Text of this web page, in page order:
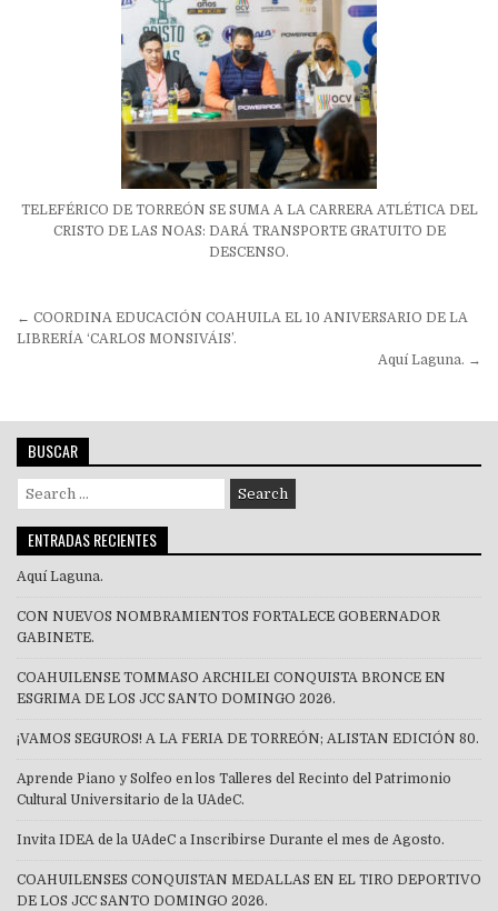
TELEFÉRICO DE TORREÓN SE SUMA A LA CARRERA ATLÉTICA DEL
CRISTO DE LAS NOAS: DARÁ TRANSPORTE GRATUITO DE
DESCENSO.
Navegación
de
← COORDINA EDUCACIÓN COAHUILA EL 10 ANIVERSARIO DE LA
LIBRERÍA ‘CARLOS MONSIVÁIS’.
Aquí Laguna. →
BUSCAR
Search
for:
ENTRADAS RECIENTES
Aquí Laguna.
CON NUEVOS NOMBRAMIENTOS FORTALECE GOBERNADOR
GABINETE.
COAHUILENSE TOMMASO ARCHILEI CONQUISTA BRONCE EN
ESGRIMA DE LOS JCC SANTO DOMINGO 2026.
¡VAMOS SEGUROS! A LA FERIA DE TORREÓN; ALISTAN EDICIÓN 80.
Aprende Piano y Solfeo en los Talleres del Recinto del Patrimonio
Cultural Universitario de la UAdeC.
Invita IDEA de la UAdeC a Inscribirse Durante el mes de Agosto.
COAHUILENSES CONQUISTAN MEDALLAS EN EL TIRO DEPORTIVO
DE LOS JCC SANTO DOMINGO 2026.